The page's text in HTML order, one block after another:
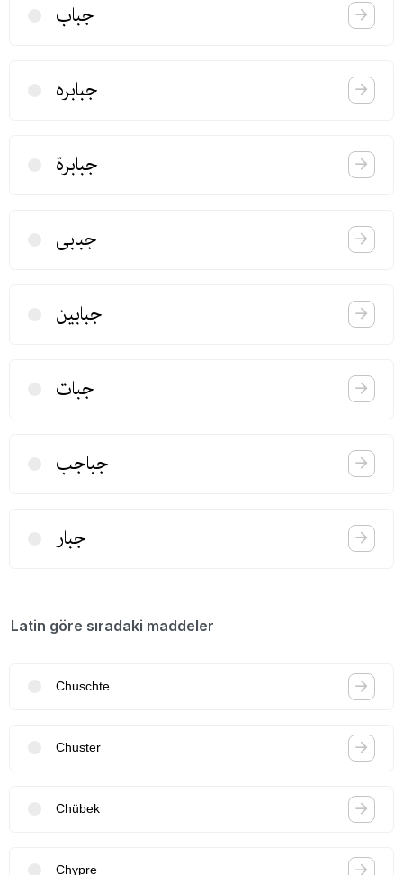
جباب
جبابره
جبابرة
جبابی
جبابین
جبات
جباجب
جبار
Latin göre sıradaki maddeler
Chuschte
Chuster
Chübek
Chypre